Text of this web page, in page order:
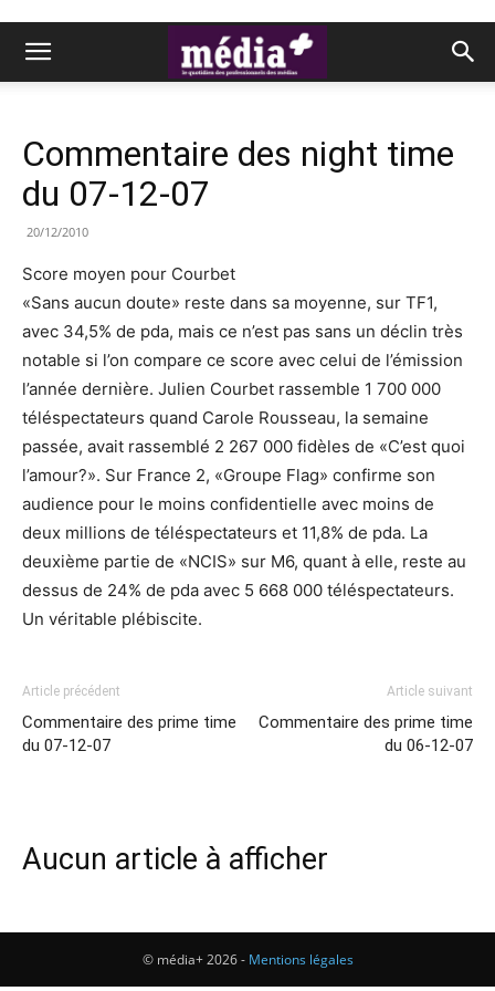
Commentaire des night time
du 07-12-07
20/12/2010
Score moyen pour Courbet
«Sans aucun doute» reste dans sa moyenne, sur TF1,
avec 34,5% de pda, mais ce n’est pas sans un déclin très
notable si l’on compare ce score avec celui de l’émission
l’année dernière. Julien Courbet rassemble 1 700 000
téléspectateurs quand Carole Rousseau, la semaine
passée, avait rassemblé 2 267 000 fidèles de «C’est quoi
l’amour?». Sur France 2, «Groupe Flag» confirme son
audience pour le moins confidentielle avec moins de
deux millions de téléspectateurs et 11,8% de pda. La
deuxième partie de «NCIS» sur M6, quant à elle, reste au
dessus de 24% de pda avec 5 668 000 téléspectateurs.
Un véritable plébiscite.
Article précédent
Commentaire des prime time
du 07-12-07
Article suivant
Commentaire des prime time
du 06-12-07
Aucun article à afficher
© média+ 2026 - Mentions légales